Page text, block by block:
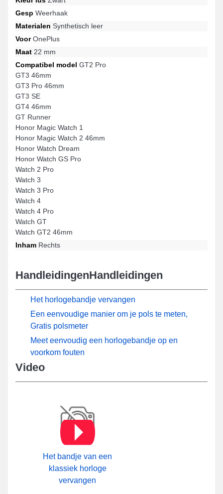
Gesp Weerhaak
Materialen Synthetisch leer
VoorOnePlus
Maat 22 mm
Compatibel model GT2 Pro
GT3 46mm
GT3 Pro 46mm
GT3 SE
GT4 46mm
GT Runner
Honor Magic Watch 1
Honor Magic Watch 2 46mm
Honor Watch Dream
Honor Watch GS Pro
Watch 2 Pro
Watch 3
Watch 3 Pro
Watch 4
Watch 4 Pro
Watch GT
Watch GT2 46mm
Inham Rechts
HandleidingenHandleidingen
Het horlogebandje vervangen
Een eenvoudige manier om je pols te meten,
Gratis polsmeter
Meet eenvoudig een horlogebandje op en
voorkom fouten
Video
Het bandje van een
klassiek horloge
vervangen